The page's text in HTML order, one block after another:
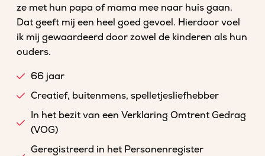
ze met hun papa of mama mee naar huis gaan.
Dat geeft mij een heel goed gevoel. Hierdoor voel
ik mij gewaardeerd door zowel de kinderen als hun
ouders.
66 jaar
Creatief, buitenmens, spelletjesliefhebber
In het bezit van een Verklaring Omtrent Gedrag
(VOG)
Geregistreerd in het Personenregister